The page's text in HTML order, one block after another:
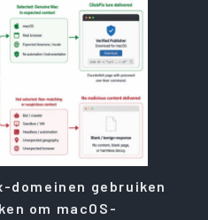
domeinen gebruiken
om macOS-